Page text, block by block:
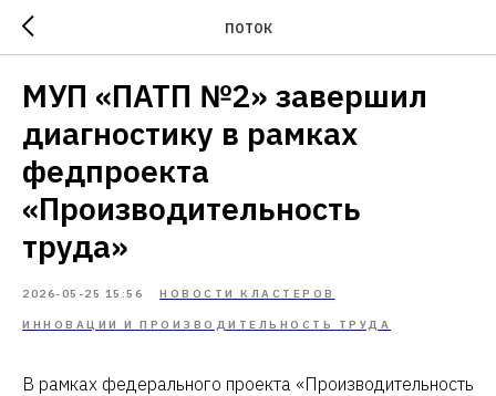
ПОТОК
МУП «ПАТП №2» завершил
диагностику в рамках
федпроекта
«Производительность
труда»
2026-05-25 15:56 НОВОСТИ КЛАСТЕРОВ
ИННОВАЦИИ И ПРОИЗВОДИТЕЛЬНОСТЬ ТРУДА
В рамках федерального проекта «Производительность